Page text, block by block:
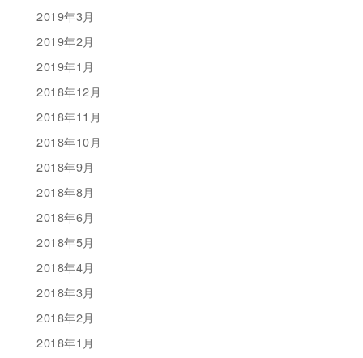
2019年3月
2019年2月
2019年1月
2018年12月
2018年11月
2018年10月
2018年9月
2018年8月
2018年6月
2018年5月
2018年4月
2018年3月
2018年2月
2018年1月